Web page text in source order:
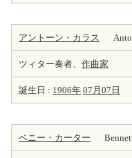
アントーン・カラス
ツィター奏者、 作曲家
誕生日 : 1906年 07月07日
ベニー・カーター